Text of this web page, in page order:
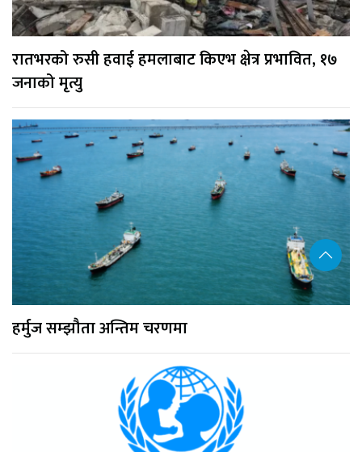
रातभरको रुसी हवाई हमलाबाट किएभ क्षेत्र प्रभावित, १७
जनाको मृत्यु
हर्मुज सम्झौता अन्तिम चरणमा